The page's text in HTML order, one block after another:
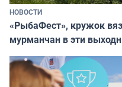
НОВОСТИ
«РыбаФест», кружок
мурманчан в эти